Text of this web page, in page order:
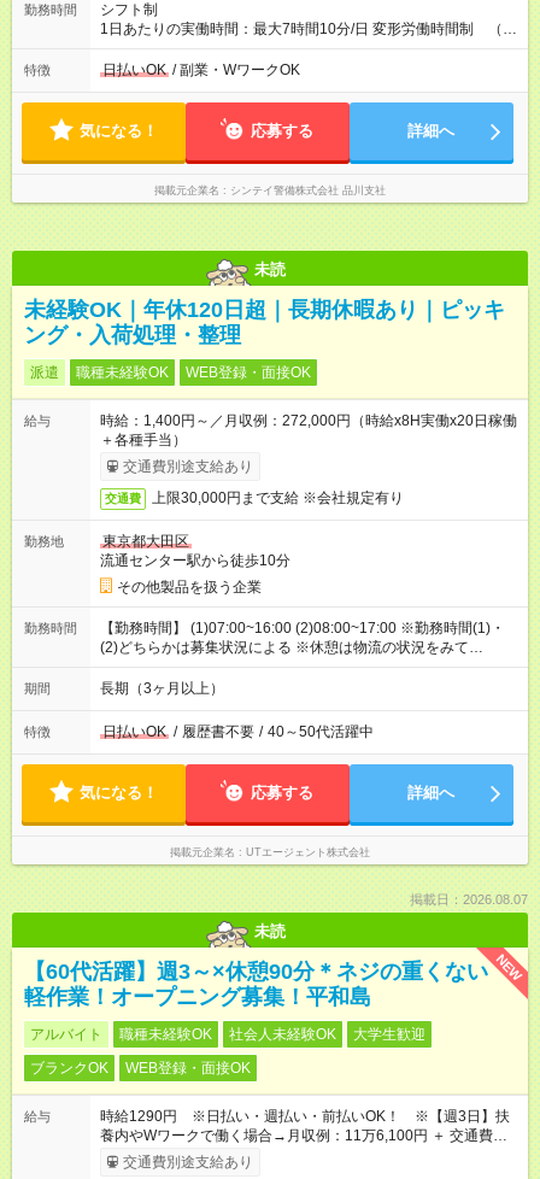
勤務時間
シフト制
1日あたりの実働時間：最大7時間10分/日 変形労働時間制 （想
定労働時間 144時間/月）
特徴 日払いOK / 副業・WワークOK
気になる！ 応募する 詳細へ
掲載元企業名 シンテイ警備株式会社 品川支社
未読
未経験OK｜年休120日超｜長期休暇あり｜ピッキ
ング・入荷処理・整理
派遣 職種未経験OK WEB登録・面接OK
給与
時給：1,400円～／月収例：272,000円（時給x8H実働x20日稼働
＋各種手当）
交通費別途支給あり
交通費 上限30,000円まで支給 ※会社規定有り
勤務地
東京都大田区
流通センター駅から徒歩10分
その他製品を扱う企業
勤務時間
【勤務時間】 (1)07:00~16:00 (2)08:00~17:00 ※勤務時間(1)・
(2)どちらかは募集状況による ※休憩は物流の状況をみて
12:00~13:00か13:00~14:00のどちらか (固定ではありません)
【備考】 勤務：日勤 休憩：1回 計60分 休日：5勤2休/土日祝休
季休暇・年末年始休暇
期間 長期（3ヶ月以上）
特徴 日払いOK / 履歴書不要 / 40～50代活躍中
気になる！ 応募する 詳細へ
掲載元企業名 UTエージェント株式会社
掲載日：2026.08.07
未読
NEW
【60代活躍】週3～×休憩90分＊ネジの重くない
軽作業！オープニング募集！平和島
アルバイト 職種未経験OK 社会人未経験OK
大学生歓迎
ブランクOK
WEB登録・面接OK
給与
時給1290円 ※日払い・週払い・前払いOK！ ※【週3日】扶
養内やWワークで働く場合→月収例：11万6,100円 ＋ 交通費全
額（時給1,290円 × 7.5時間 × 12日勤務）
交通費別途支給あり